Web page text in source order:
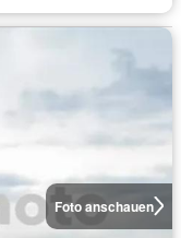
Foto anschauen